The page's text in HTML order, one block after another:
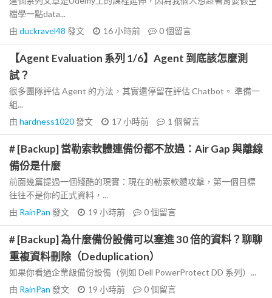
檔學一點data...
由 duckravel48 發文 16 小時前 0個留言
【Agent Evaluation 系列 1/6】Agent 到底該怎麼測
試？
很多團隊評估 Agent 的方法，其實還停留在評估 Chatbot。 準備一
組...
由 hardness1020發文 17 小時前 1 個留言
# [Backup] 當勒索軟體連備份都不放過：Air Gap 與離線
備份是什麼
前面幾篇提過一個殘酷的現實：現在的勒索軟體攻擊，第一個目標
往往不是你的正式資料，...
由 RainPan 發文 19 小時前 0個留言
# [Backup] 為什麼備份設備可以塞進 30 倍的資料？聊聊
重複資料刪除（Deduplication）
如果你看過企業級備份設備（例如 Dell PowerProtect DD 系列）...
由 RainPan 發文 19 小時前 0個留言